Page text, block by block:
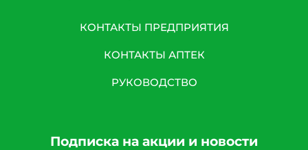
КОНТАКТЫ ПРЕДПРИЯТИЯ
КОНТАКТЫ АПТЕК
РУКОВОДСТВО
Подписка на акции и новости